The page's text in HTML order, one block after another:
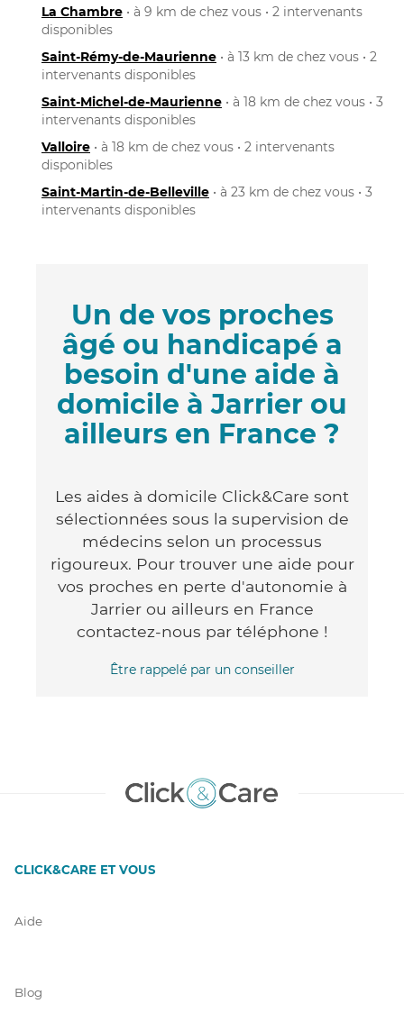
La Chambre • à 9 km de chez vous • 2 intervenants
disponibles
Saint-Rémy-de-Maurienne • à 13 km de chez vous • 2
intervenants disponibles
Saint-Michel-de-Maurienne • à 18 km de chez vous • 3
intervenants disponibles
Valloire • à 18 km de chez vous • 2 intervenants
disponibles
Saint-Martin-de-Belleville • à 23 km de chez vous • 3
intervenants disponibles
Un de vos proches
âgé ou handicapé a
besoin d'une aide à
domicile à Jarrier ou
ailleurs en France ?
Les aides à domicile Click&Care sont
sélectionnées sous la supervision de
médecins selon un processus
rigoureux. Pour trouver une aide pour
vos proches en perte d'autonomie à
Jarrier ou ailleurs en France
contactez-nous par téléphone !
Être rappelé par un conseiller
CLICK&CARE ET VOUS
Aide
Blog